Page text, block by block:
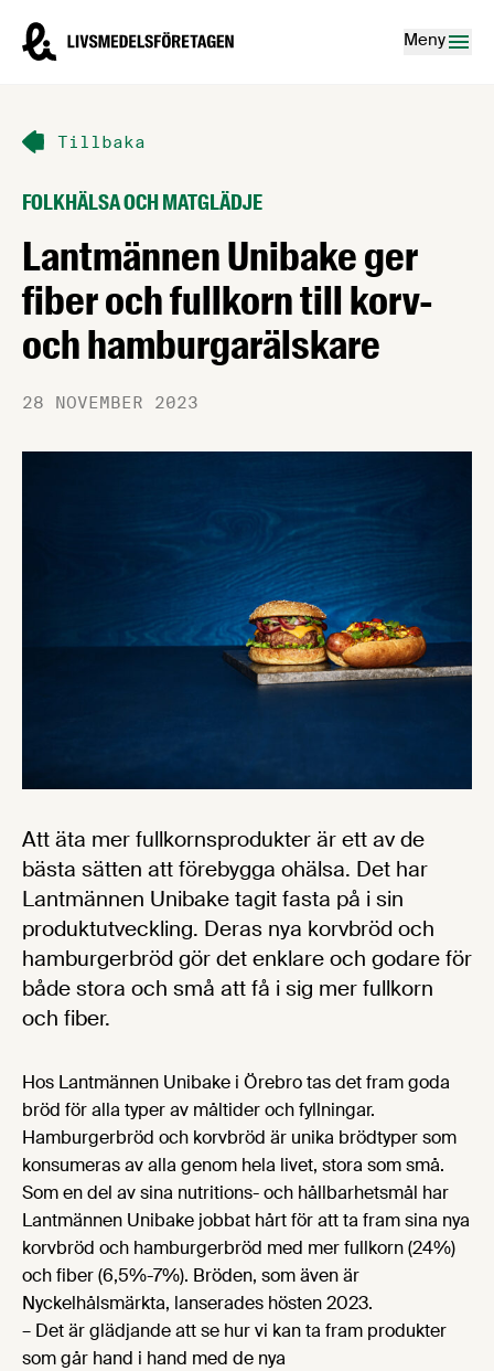
Livsmedelsföretagen – till startsidan
Meny
Tillbaka
FOLKHÄLSA OCH MATGLÄDJE
Lantmännen Unibake ger
fiber och fullkorn till korv-
och hamburgarälskare
28 NOVEMBER 2023
Att äta mer fullkornsprodukter är ett av de
bästa sätten att förebygga ohälsa. Det har
Lantmännen Unibake tagit fasta på i sin
produktutveckling. Deras nya korvbröd och
hamburgerbröd gör det enklare och godare för
både stora och små att få i sig mer fullkorn
och fiber.
Hos Lantmännen Unibake i Örebro tas det fram goda
bröd för alla typer av måltider och fyllningar.
Hamburgerbröd och korvbröd är unika brödtyper som
konsumeras av alla genom hela livet, stora som små.
Som en del av sina nutritions- och hållbarhetsmål har
Lantmännen Unibake jobbat hårt för att ta fram sina nya
korvbröd och hamburgerbröd med mer fullkorn (24%)
och fiber (6,5%-7%). Bröden, som även är
Nyckelhålsmärkta, lanserades hösten 2023.
– Det är glädjande att se hur vi kan ta fram produkter
som går hand i hand med de nya